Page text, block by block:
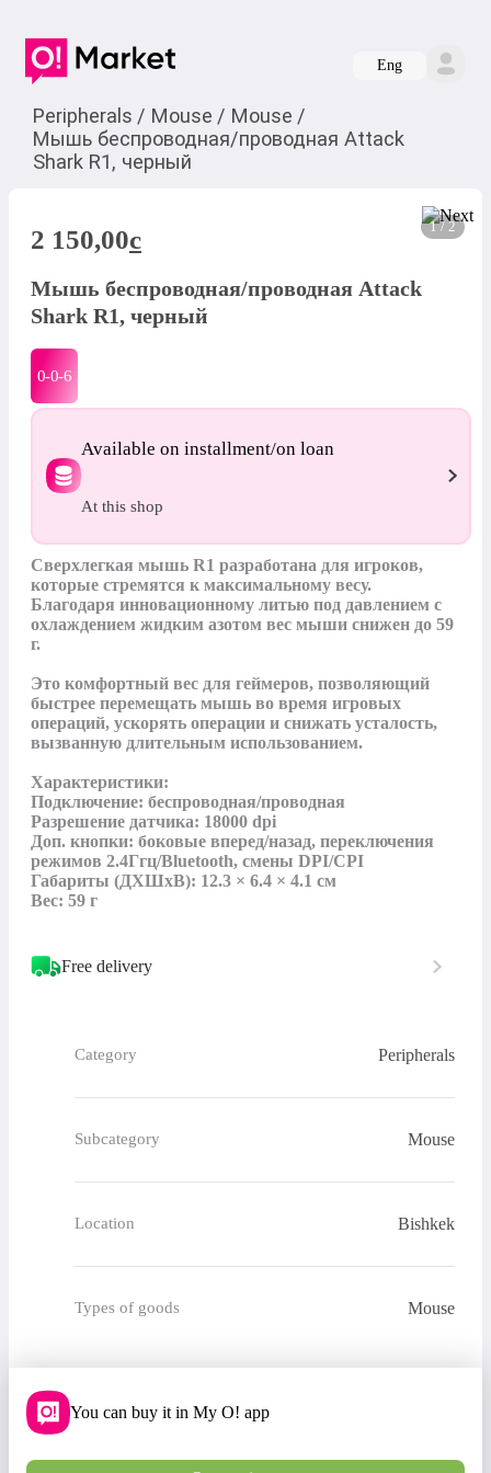
Eng
Peripherals / Mouse / Mouse /
Мышь беспроводная/проводная Attack
Shark R1, черный
1 / 2
2 150,00c
Мышь беспроводная/проводная Attack
Shark R1, черный
0-0-6
Available on installment/on loan
At this shop
Сверхлегкая мышь R1 разработана для игроков,
которые стремятся к максимальному весу.
Благодаря инновационному литью под давлением с
охлаждением жидким азотом вес мыши снижен до 59
г.
Это комфортный вес для геймеров, позволяющий
быстрее перемещать мышь во время игровых
операций, ускорять операции и снижать усталость,
вызванную длительным использованием.
Характеристики:
Подключение: беспроводная/проводная
Разрешение датчика: 18000 dpi
Доп. кнопки: боковые вперед/назад, переключения
режимов 2.4Ггц/Bluetooth, смены DPI/CPI
Габариты (ДХШхВ): 12.3 × 6.4 × 4.1 см
Вес: 59 г
Free delivery
Category Peripherals
Subcategory Mouse
Location Bishkek
Types of goods Mouse
You can buy it in My O! app